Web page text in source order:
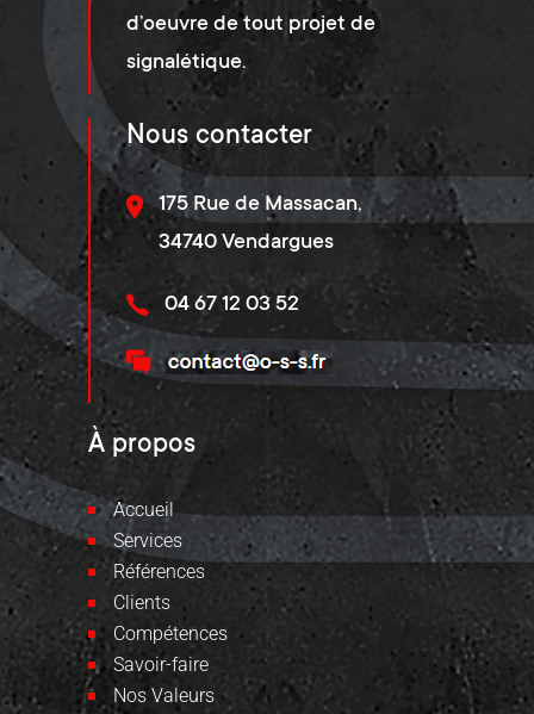
d’oeuvre de tout projet de
signalétique.
Nous contacter
175 Rue de Massacan,
34740 Vendargues
04 67 12 03 52
À propos
Accueil
Services
Références
Clients
Compétences
Savoir-faire
Nos Valeurs